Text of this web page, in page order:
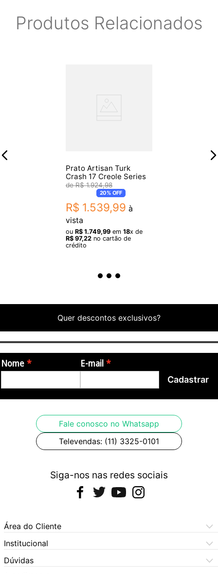
Produtos Relacionados
Prato Artisan Turk
Crash 17 Creole Series
R$ 1.924,98
20%OFF
R$ 1.539,99 à
vista
ou R$ 1.749,99 em 18x de
R$ 97,22 no cartão de
crédito
Quer descontos exclusivos?
Nome E-mail
Cadastrar
Fale conosco no Whatsapp
Televendas: (11) 3325-0101
Siga-nos nas redes sociais
Área do Cliente
Meus Pedidos
Meus Dados
Institucional
Central de Atendimento
Dúvidas Frequentes
Dúvidas